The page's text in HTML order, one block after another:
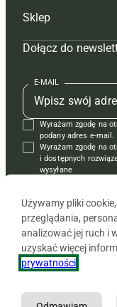
Tagi
Mapa serwisu
Kontakt
Regulamin
Polityka prywatności
Hoduj z głową świnie
Prenumerata
Redakcja
Kontakt
Reklama
Redakcja
Prenumerata
Reklama
Kontakt
Krzyżówki
Sklep
Czasopisma i
Książki
Regulamin
Dołącz do
E-MAIL
Wyrażam zgodę na
podany adres e-mail.
Wyrażam zgodę na
i dostępnych
wysyłane
Używamy pliki
przeglądania,
analizować jej ruch i
uzyskać więcej
prywatności